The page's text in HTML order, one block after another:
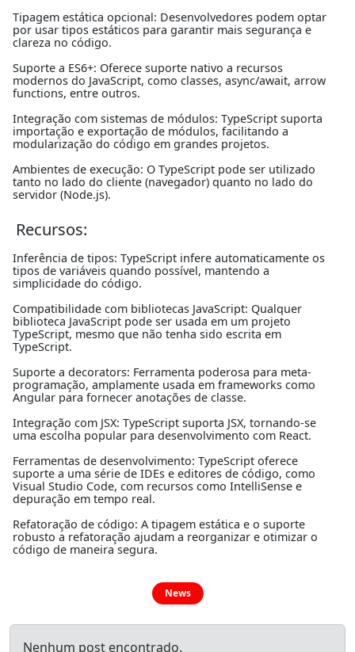
Tipagem estática opcional: Desenvolvedores podem optar
por usar tipos estáticos para garantir mais segurança e
clareza no código.
Suporte a ES6+: Oferece suporte nativo a recursos
modernos do JavaScript, como classes, async/await, arrow
functions, entre outros.
Integração com sistemas de módulos: TypeScript suporta
importação e exportação de módulos, facilitando a
modularização do código em grandes projetos.
Ambientes de execução: O TypeScript pode ser utilizado
tanto no lado do cliente (navegador) quanto no lado do
servidor (Node.js).
Recursos:
Inferência de tipos: TypeScript infere automaticamente os
tipos de variáveis quando possível, mantendo a
simplicidade do código.
Compatibilidade com bibliotecas JavaScript: Qualquer
biblioteca JavaScript pode ser usada em um projeto
TypeScript, mesmo que não tenha sido escrita em
TypeScript.
Suporte a decorators: Ferramenta poderosa para meta-
programação, amplamente usada em frameworks como
Angular para fornecer anotações de classe.
Integração com JSX: TypeScript suporta JSX, tornando-se
uma escolha popular para desenvolvimento com React.
Ferramentas de desenvolvimento: TypeScript oferece
suporte a uma série de IDEs e editores de código, como
Visual Studio Code, com recursos como IntelliSense e
depuração em tempo real.
Refatoração de código: A tipagem estática e o suporte
robusto a refatoração ajudam a reorganizar e otimizar o
código de maneira segura.
News
Nenhum post encontrado.